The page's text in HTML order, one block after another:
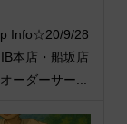
Info☆20/9/28
本店・船坂店
ーダーサー...